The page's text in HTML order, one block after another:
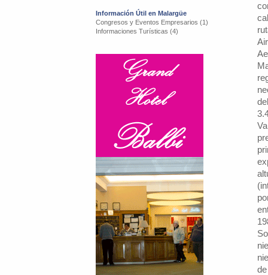
Información Útil en Malargüe
Congresos y Eventos Empresarios (1)
Informaciones Turísticas (4)